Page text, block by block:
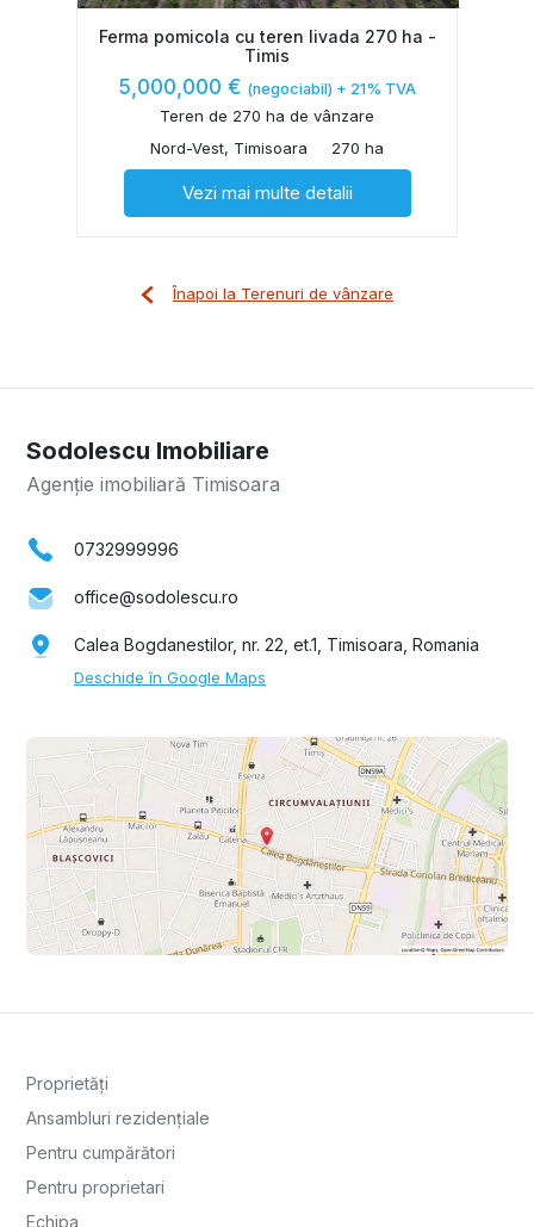
Ferma pomicola cu teren livada 270 ha -
Timis
5,000,000 € (negociabil) + 21% TVA
Teren de 270 ha de vânzare
Nord-Vest, Timisoara
270 ha
Vezi mai multe detalii
Înapoi la Terenuri de vânzare
Sodolescu Imobiliare
Agenție imobiliară Timisoara
0732999996
office@sodolescu.ro
Calea Bogdanestilor, nr. 22, et.1, Timisoara, Romania
Deschide în Google Maps
Proprietăți
Ansambluri rezidențiale
Pentru cumpărători
Pentru proprietari
Echipa